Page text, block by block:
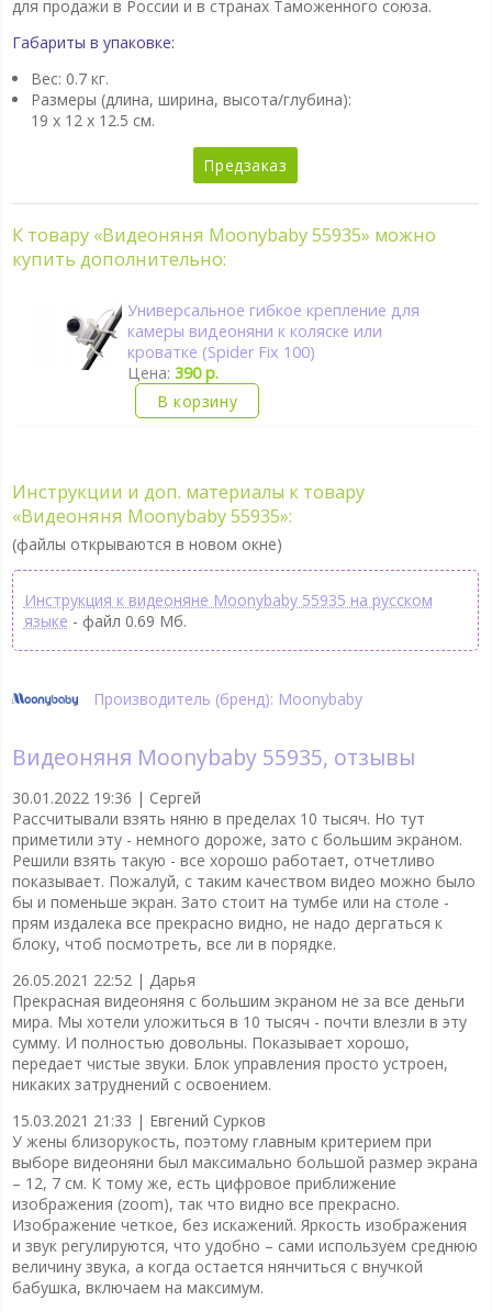
для продажи в России и в странах Таможенного союза.
Габариты в упаковке:
Вес: 0.7 кг.
Размеры (длина, ширина, высота/глубина):
19 x 12 x 12.5 см.
Предзаказ
К товару «Видеоняня Moonybaby 55935» можно
купить дополнительно:
Универсальное гибкое крепление для
камеры видеоняни к коляске или
кроватке (Spider Fix 100)
Цена:390 р.
В корзину
Инструкции и доп. материалы к товару
«Видеоняня Moonybaby 55935»:
(файлы открываются в новом окне)
Инструкция к видеоняне Moonybaby 55935 на русском
языке - файл 0.69 Мб.
Производитель (бренд): Moonybaby
Видеоняня Moonybaby 55935, отзывы
30.01.2022 19:36 | Сергей
Рассчитывали взять няню в пределах 10 тысяч. Но тут
приметили эту - немного дороже, зато с большим экраном.
Решили взять такую - все хорошо работает, отчетливо
показывает. Пожалуй, с таким качеством видео можно было
бы и поменьше экран. Зато стоит на тумбе или на столе -
прям издалека все прекрасно видно, не надо дергаться к
блоку, чтоб посмотреть, все ли в порядке.
26.05.2021 22:52 | Дарья
Прекрасная видеоняня с большим экраном не за все деньги
мира. Мы хотели уложиться в 10 тысяч - почти влезли в эту
сумму. И полностью довольны. Показывает хорошо,
передает чистые звуки. Блок управления просто устроен,
никаких затруднений с освоением.
15.03.2021 21:33 | Евгений Сурков
У жены близорукость, поэтому главным критерием при
выборе видеоняни был максимально большой размер экрана
– 12, 7 см. К тому же, есть цифровое приближение
изображения (zoom), так что видно все прекрасно.
Изображение четкое, без искажений. Яркость изображения
и звук регулируются, что удобно – сами используем среднюю
величину звука, а когда остается нянчиться с внучкой
бабушка, включаем на максимум.